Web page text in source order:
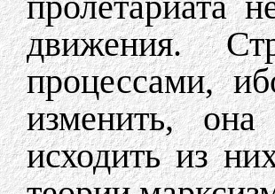
движения.
процессами,
изменить,
исходить из